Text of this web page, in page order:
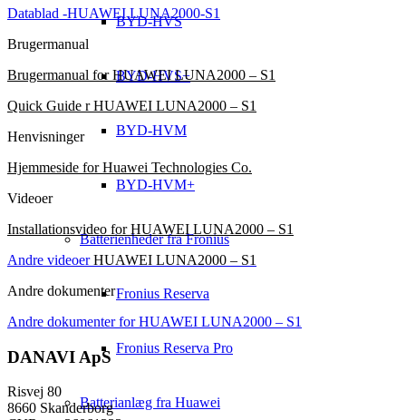
BYD-HVS
BYD-HVS+
BYD-HVM
BYD-HVM+
Batterienheder fra Fronius
Fronius Reserva
Fronius Reserva Pro
Batterianlæg fra Huawei
Datablad -HUAWEI LUNA2000-S1
Brugermanual
Brugermanual for HUAWEI LUNA2000 – S1
Quick Guide r HUAWEI LUNA2000 – S1
Henvisninger
Hjemmeside for Huawei Technologies Co.
Videoer
Installationsvideo for HUAWEI LUNA2000 – S1
Andre videoerHUAWEI LUNA2000 – S1
Andre dokumenter
Andre dokumenter for HUAWEI LUNA2000 – S1
DANAVI ApS
Risvej 80
8660 Skanderborg